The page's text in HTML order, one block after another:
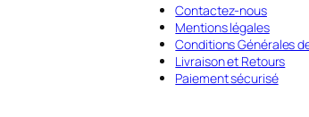
Contactez-nous
Mentions légales
Conditions Générales
Livraison et Retours
Paiement sécurisé